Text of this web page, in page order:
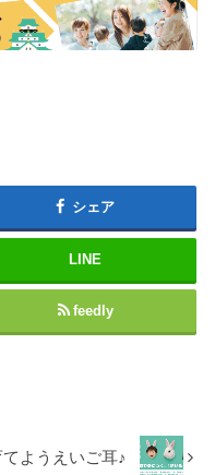
シェア
LINE
feedly
てようえいご耳♪